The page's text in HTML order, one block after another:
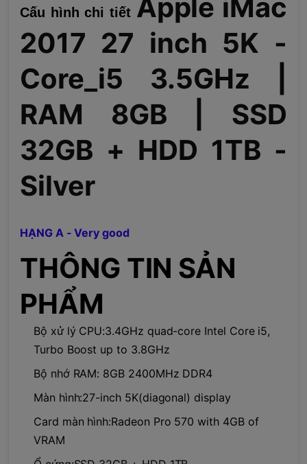
Cấu hình chi tiết Apple iMac
2017 27 inch 5K -
Core_i5 3.5GHz |
RAM 8GB | SSD
32GB + HDD 1TB -
Silver
HẠNG A - Very good
THÔNG TIN SẢN
PHẨM
Bộ xử lý CPU:3.4GHz quad-core Intel Core i5,
Turbo Boost up to 3.8GHz
Bộ nhớ RAM: 8GB 2400MHz DDR4
Màn hình:27-inch 5K(diagonal) display
Card màn hình:Radeon Pro 570 with 4GB of
VRAM